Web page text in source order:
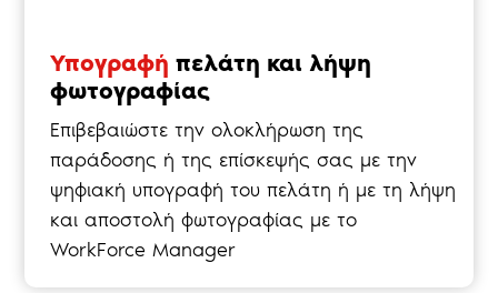
Υπογραφή πελάτη και λήψη
φωτογραφίας
Επιβεβαιώστε την ολοκλήρωση της
παράδοσης ή της επίσκεψής σας με την
ψηφιακή υπογραφή του πελάτη ή με τη λήψη
και αποστολή φωτογραφίας με το
WorkForce Manager